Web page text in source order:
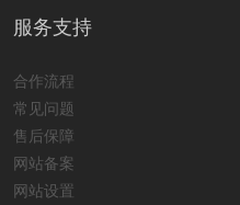
服务支持
合作流程
常见问题
售后保障
网站备案
网站设置